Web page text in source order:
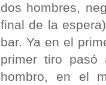
dos hombres,
final de la
bar. Ya en el
primer tiro
hombro, en el